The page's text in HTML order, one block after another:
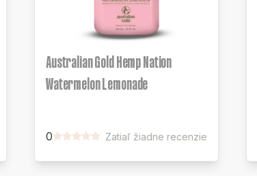
Australian Gold Hemp Nation
Watermelon Lemonade
0 Zatiaľ žiadne recenzie